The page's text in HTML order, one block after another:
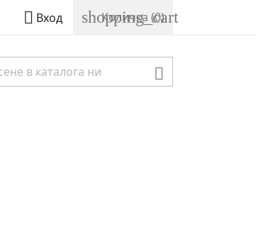
 Вход shopping_cart
Количка (0)
